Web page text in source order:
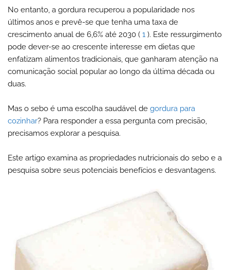
No entanto, a gordura recuperou a popularidade nos
últimos anos e prevê-se que tenha uma taxa de
crescimento anual de 6,6% até 2030 ( 1 ). Este ressurgimento
pode dever-se ao crescente interesse em dietas que
enfatizam alimentos tradicionais, que ganharam atenção na
comunicação social popular ao longo da última década ou
duas.
Mas o sebo é uma escolha saudável de gordura para
cozinhar? Para responder a essa pergunta com precisão,
precisamos explorar a pesquisa.
Este artigo examina as propriedades nutricionais do sebo e a
pesquisa sobre seus potenciais benefícios e desvantagens.